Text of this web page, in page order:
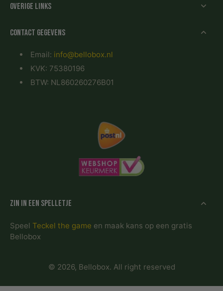
Overige links
Contact gegevens
Email: info@bellobox.nl
KVK: 75380196
BTW: NL860260276B01
Zin in een spelletje
Speel Teckel the game en maak kans op een gratis
Bellobox
© 2026, Bellobox. All right reserved